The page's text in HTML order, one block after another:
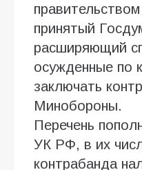
принятый
расширяющий
осужденные по
заключать
Минобороны.
Перечень
УК РФ, в их
контрабанда